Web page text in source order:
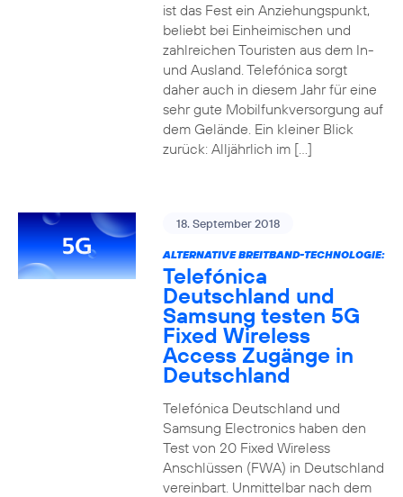
ist das Fest ein Anziehungspunkt,
beliebt bei Einheimischen und
zahlreichen Touristen aus dem In-
und Ausland. Telefónica sorgt
daher auch in diesem Jahr für eine
sehr gute Mobilfunkversorgung auf
dem Gelände. Ein kleiner Blick
zurück: Alljährlich im […]
18. September 2018
ALTERNATIVE BREITBAND-TECHNOLOGIE:
Telefónica
Deutschland und
Samsung testen 5G
Fixed Wireless
Access Zugänge in
Deutschland
Telefónica Deutschland und
Samsung Electronics haben den
Test von 20 Fixed Wireless
Anschlüssen (FWA) in Deutschland
vereinbart. Unmittelbar nach dem